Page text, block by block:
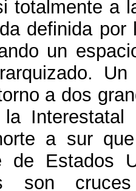
totalmente a
definida por
un
. Un
a dos
Interestatal
a sur
de Estados
son